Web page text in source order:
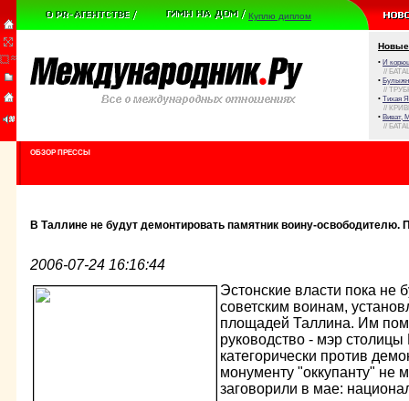
Куплю диплом
Новые
• И
//
•
//
• Тихая
//
• Виват,
//
ОБЗОР ПРЕССЫ
В Таллине не будут демонтировать памятник воину-освободителю.
2006-07-24 16:16:44
Эстонские власти пока не
советским воинам,
площадей Таллина. Им
руководство - мэр
категорически против
монументу "оккупанту" не
заговорили в мае: